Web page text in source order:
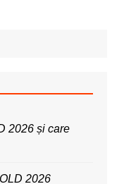
2026 și care
2026